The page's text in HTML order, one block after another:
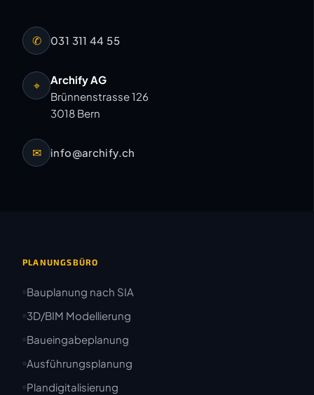
✆ 031 311 44 55
⌖
Archify AG
Brünnenstrasse 126
3018 Bern
✉ info@archify.ch
PLANUNGSBÜRO
Bauplanung nach SIA
3D/BIM Modellierung
Baueingabeplanung
Ausführungsplanung
Plandigitalisierung